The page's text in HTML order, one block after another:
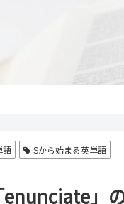
語 Sから始まる英単語
enunciate」